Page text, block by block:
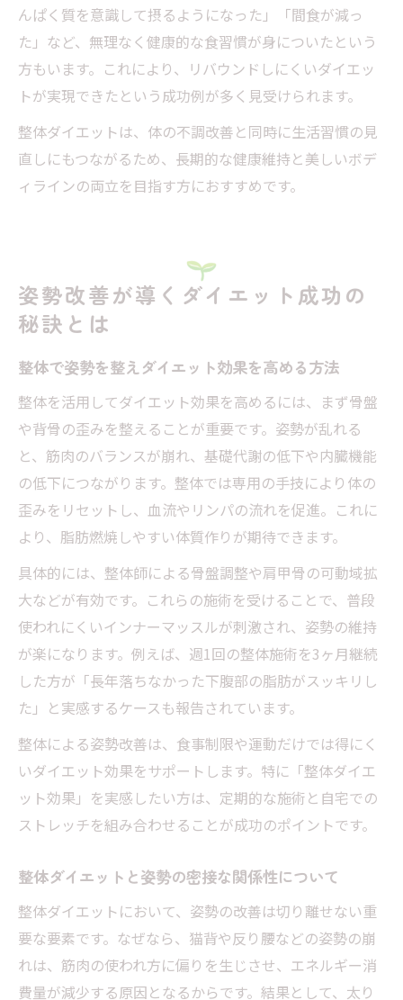
んぱく質を意識して摂るようになった」「間食が減っ
た」など、無理なく健康的な食習慣が身についたという
方もいます。これにより、リバウンドしにくいダイエッ
トが実現できたという成功例が多く見受けられます。
整体ダイエットは、体の不調改善と同時に生活習慣の見
直しにもつながるため、長期的な健康維持と美しいボデ
ィラインの両立を目指す方におすすめです。
姿勢改善が導くダイエット成功の
秘訣とは
整体で姿勢を整えダイエット効果を高める方法
整体を活用してダイエット効果を高めるには、まず骨盤
や背骨の歪みを整えることが重要です。姿勢が乱れる
と、筋肉のバランスが崩れ、基礎代謝の低下や内臓機能
の低下につながります。整体では専用の手技により体の
歪みをリセットし、血流やリンパの流れを促進。これに
より、脂肪燃焼しやすい体質作りが期待できます。
具体的には、整体師による骨盤調整や肩甲骨の可動域拡
大などが有効です。これらの施術を受けることで、普段
使われにくいインナーマッスルが刺激され、姿勢の維持
が楽になります。例えば、週1回の整体施術を3ヶ月継続
した方が「長年落ちなかった下腹部の脂肪がスッキリし
た」と実感するケースも報告されています。
整体による姿勢改善は、食事制限や運動だけでは得にく
いダイエット効果をサポートします。特に「整体ダイエ
ット効果」を実感したい方は、定期的な施術と自宅での
ストレッチを組み合わせることが成功のポイントです。
整体ダイエットと姿勢の密接な関係性について
整体ダイエットにおいて、姿勢の改善は切り離せない重
要な要素です。なぜなら、猫背や反り腰などの姿勢の崩
れは、筋肉の使われ方に偏りを生じさせ、エネルギー消
費量が減少する原因となるからです。結果として、太り